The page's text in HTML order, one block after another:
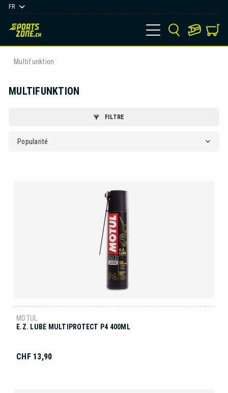
FR
Multifunktion
MULTIFUNKTION
FILTRE
MOTUL
E.Z. LUBE MULTIPROTECT P4 400ML
CHF 13,90